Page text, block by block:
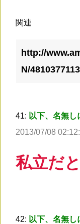
関連
http://
N/
41: 以下、名無
2013/07/08
私立だ
42: 以下、名無